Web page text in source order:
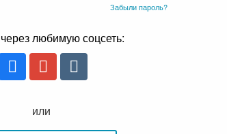
Забыли пароль?
любимую соцсеть:
или